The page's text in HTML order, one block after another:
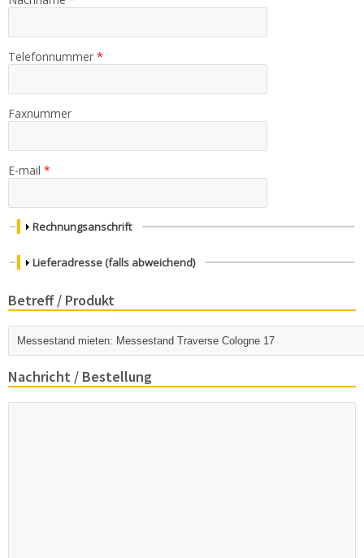
Telefonnummer *
Faxnummer
E-mail *
Anzeigen
Rechnungsanschrift
Anzeigen
Lieferadresse (falls abweichend)
Betreff / Produkt
Betreff / Produkt
Nachricht / Bestellung